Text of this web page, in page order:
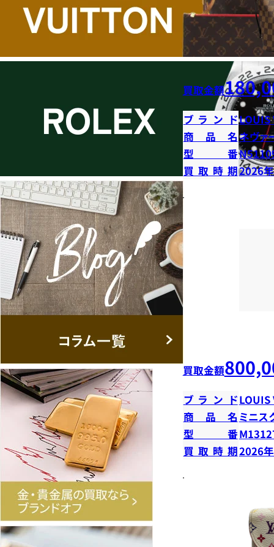
買取金額
ブランドLOUIS
商品名ネヴァ
型番
買取時期2026
買取金額
ブランドLOUIS
商品名 ミニス
型番
買取時期2026